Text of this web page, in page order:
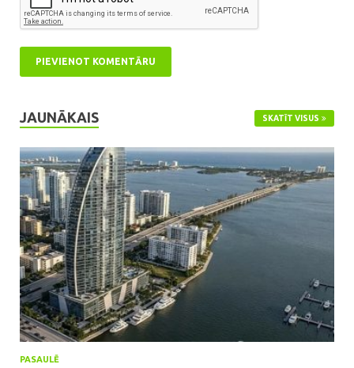
JAUNĀKAIS SKATĪT VISUS
PASAULĒ